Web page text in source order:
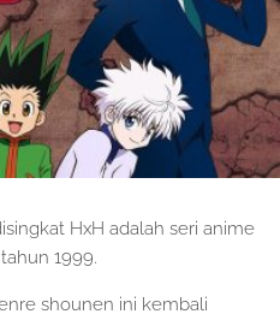
HxH adalah seri anime
1999.
shounen ini kembali